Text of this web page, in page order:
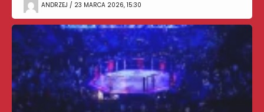
ANDRZEJ / 23 MARCA 2026, 15:30